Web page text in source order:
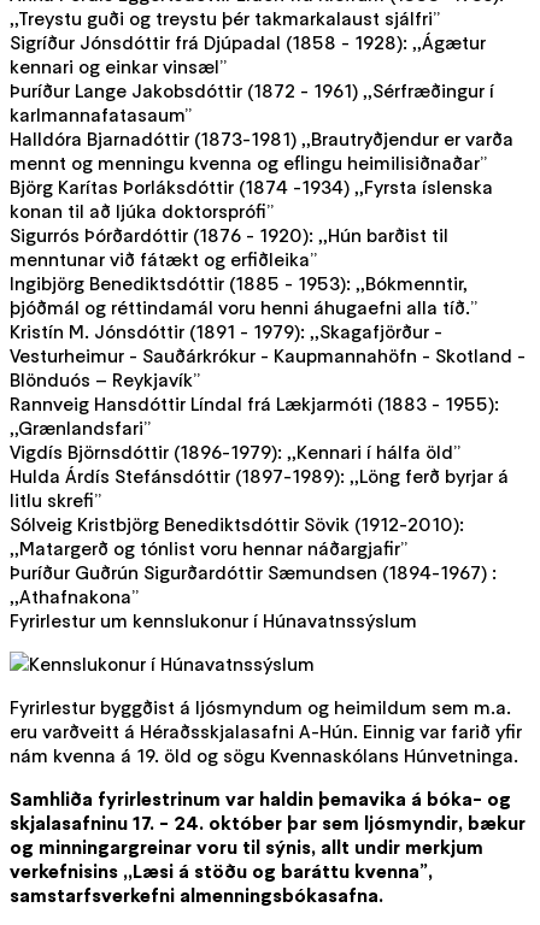
,,Treystu guði og treystu þér takmarkalaust sjálfri”
Sigríður Jónsdóttir frá Djúpadal (1858 - 1928): ,,Ágætur
kennari og einkar vinsæl”
Þuríður Lange Jakobsdóttir (1872 - 1961) ,,Sérfræðingur í
karlmannafatasaum”
Halldóra Bjarnadóttir (1873-1981) ,,Brautryðjendur er varða
mennt og menningu kvenna og eflingu heimilisiðnaðar”
Björg Karítas Þorláksdóttir (1874 -1934) ,,Fyrsta íslenska
konan til að ljúka doktorsprófi”
Sigurrós Þórðardóttir (1876 - 1920): ,,Hún barðist til
menntunar við fátækt og erfiðleika”
Ingibjörg Benediktsdóttir (1885 - 1953): ,,Bókmenntir,
þjóðmál og réttindamál voru henni áhugaefni alla tíð.”
Kristín M. Jónsdóttir (1891 - 1979): ,,Skagafjörður -
Vesturheimur - Sauðárkrókur - Kaupmannahöfn - Skotland -
Blönduós – Reykjavík”
Rannveig Hansdóttir Líndal frá Lækjarmóti (1883 - 1955):
,,Grænlandsfari”
Vigdís Björnsdóttir (1896-1979): ,,Kennari í hálfa öld”
Hulda Árdís Stefánsdóttir (1897-1989): ,,Löng ferð byrjar á
litlu skrefi”
Sólveig Kristbjörg Benediktsdóttir Sövik (1912-2010):
,,Matargerð og tónlist voru hennar náðargjafir”
Þuríður Guðrún Sigurðardóttir Sæmundsen (1894-1967) :
,,Athafnakona”
Fyrirlestur um kennslukonur í Húnavatnssýslum
Fyrirlestur byggðist á ljósmyndum og heimildum sem m.a.
eru varðveitt á Héraðsskjalasafni A-Hún. Einnig var farið yfir
nám kvenna á 19. öld og sögu Kvennaskólans Húnvetninga.
Samhliða fyrirlestrinum var haldin þemavika á bóka- og
skjalasafninu 17. - 24. október þar sem ljósmyndir, bækur
og minningargreinar voru til sýnis, allt undir merkjum
verkefnisins ,,Læsi á stöðu og baráttu kvenna”,
samstarfsverkefni almenningsbókasafna.